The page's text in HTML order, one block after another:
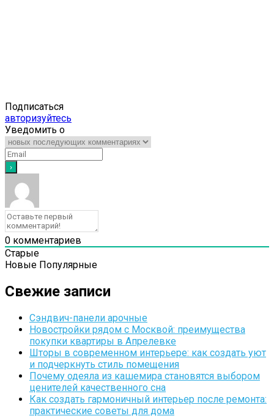
Подписаться
авторизуйтесь
Уведомить о
0 комментариев
Старые
Новые Популярные
Свежие записи
Сэндвич-панели арочные
Новостройки рядом с Москвой: преимущества
покупки квартиры в Апрелевке
Шторы в современном интерьере: как создать уют
и подчеркнуть стиль помещения
Почему одеяла из кашемира становятся выбором
ценителей качественного сна
Как создать гармоничный интерьер после ремонта:
практические советы для дома